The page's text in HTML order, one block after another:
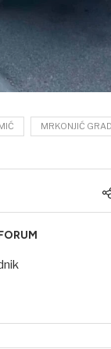
MRKONJIĆ GRAD